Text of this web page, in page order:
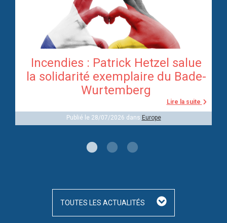
Incendies : Patrick Hetzel salue
la solidarité exemplaire du Bade-
Wurtemberg
Lire la suite
Publié le 28/07/2026 dans Europe
TOUTES LES ACTUALITÉS